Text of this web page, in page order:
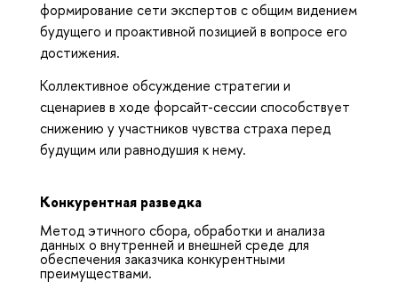
формирование сети экспертов с общим видением
будущего и проактивной позицией в вопросе его
достижения.
Коллективное обсуждение стратегии и
сценариев в ходе форсайт-сессии способствует
снижению у участников чувства страха перед
будущим или равнодушия к нему.
Конкурентная разведка
Метод этичного сбора, обработки и анализа
данных о внутренней и внешней среде для
обеспечения заказчика конкурентными
преимуществами.